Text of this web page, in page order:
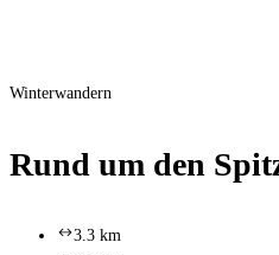
Winterwandern
Rund um den
3.3 km